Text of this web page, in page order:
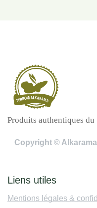
Produits authentiques
Copyright ©
Liens utiles
Mentions légales &